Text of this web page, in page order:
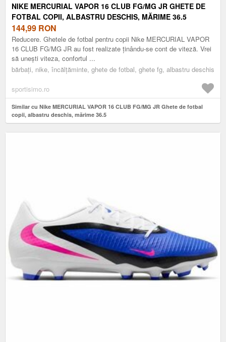
NIKE MERCURIAL VAPOR 16 CLUB FG/MG JR GHETE DE
FOTBAL COPII, ALBASTRU DESCHIS, MĂRIME 36.5
144,99 RON
Reducere. Ghetele de fotbal pentru copii Nike MERCURIAL VAPOR
16 CLUB FG/MG JR au fost realizate ținându-se cont de viteză. Vrei
să unești viteza, confortul ...
bărbați, nike, încălțăminte, ghete de fotbal, ghete fg, albastru deschis
sportisimo.ro
Similar cu Nike MERCURIAL VAPOR 16 CLUB FG/MG JR Ghete de fotbal
copii, albastru deschis, mărime 36.5